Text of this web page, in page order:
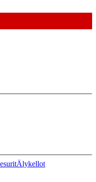
Älykellot